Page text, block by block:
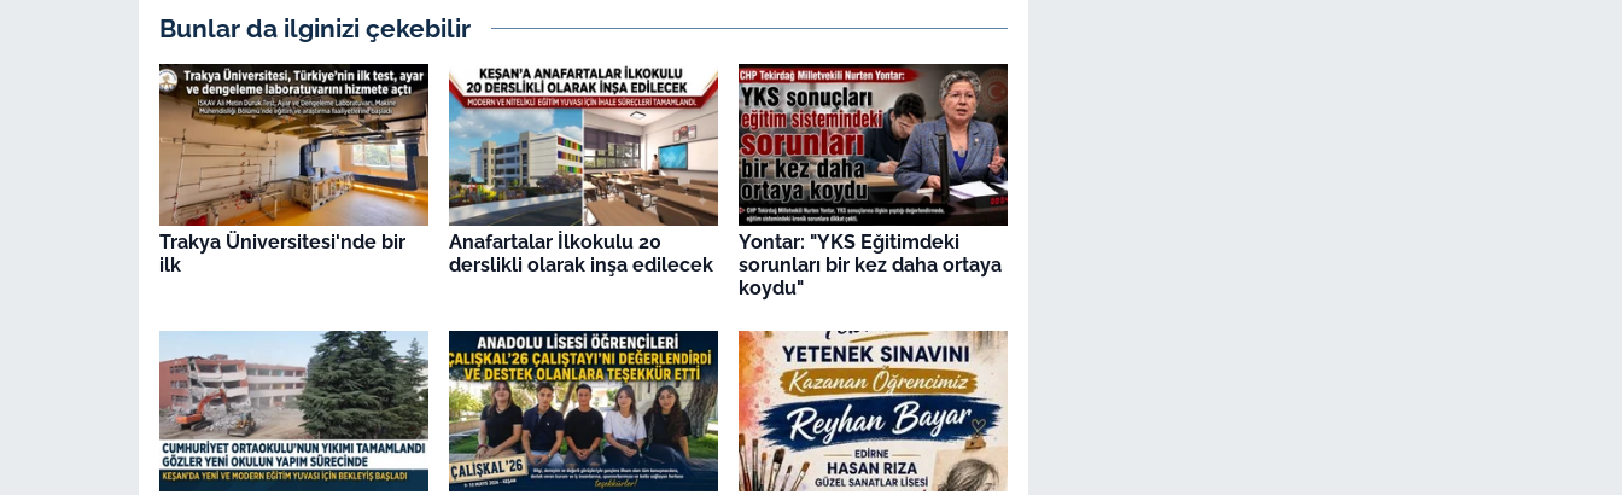
Bunlar da ilginizi çekebilir
Trakya Üniversitesi'nde bir
ilk
Anafartalar İlkokulu 20
derslikli olarak inşa edilecek
Yontar: "YKS Eğitimdeki
sorunları bir kez daha ortaya
koydu"
English News
Canlı Maç